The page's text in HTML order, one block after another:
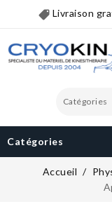
Livraison
Catégories
Accueil